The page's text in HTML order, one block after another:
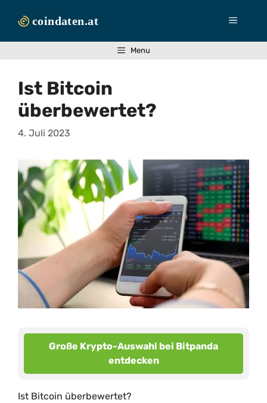
Inhalt
Menü
Menu
Ist Bitcoin
überbewertet?
4. Juli 2023
Große Krypto-Auswahl bei Bitpanda
entdecken
Ist Bitcoin überbewertet?